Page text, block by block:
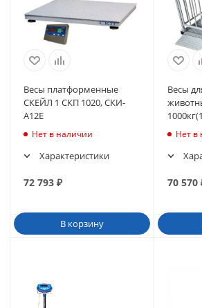
Весы платформенные
СКЕЙЛ 1 СКП 1020, СКИ-
А12Е
Нет в наличии
Характеристики
72 793 ₽
В корзину
Весы
Нет в
70 570